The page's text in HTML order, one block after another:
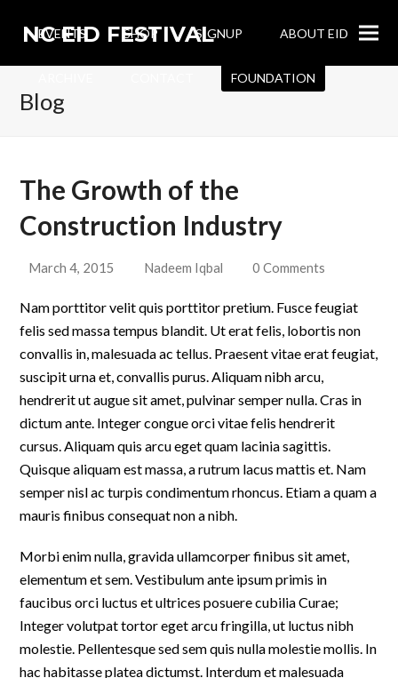
NC EID FESTIVAL
EVENTS SHOP SIGNUP ABOUT EID
FOUNDATION
Blog
The Growth of the
Construction Industry
March 4, 2015 Nadeem Iqbal 0 Comments
Nam porttitor velit quis porttitor pretium. Fusce feugiat
felis sed massa tempus blandit. Ut erat felis, lobortis non
convallis in, malesuada ac tellus. Praesent vitae erat feugiat,
suscipit urna et, convallis purus. Aliquam nibh arcu,
hendrerit ut augue sit amet, pulvinar semper nulla. Cras in
dictum ante. Integer congue orci vitae felis hendrerit
cursus. Aliquam quis arcu eget quam lacinia sagittis.
Quisque aliquam est massa, a rutrum lacus mattis et. Nam
semper nisl ac turpis condimentum rhoncus. Etiam a quam a
mauris finibus consequat non a nibh.
Morbi enim nulla, gravida ullamcorper finibus sit amet,
elementum et sem. Vestibulum ante ipsum primis in
faucibus orci luctus et ultrices posuere cubilia Curae;
Integer volutpat tortor eget arcu fringilla, ut luctus nibh
molestie. Pellentesque sed sem quis nulla molestie mollis. In
hac habitasse platea dictumst. Interdum et malesuada